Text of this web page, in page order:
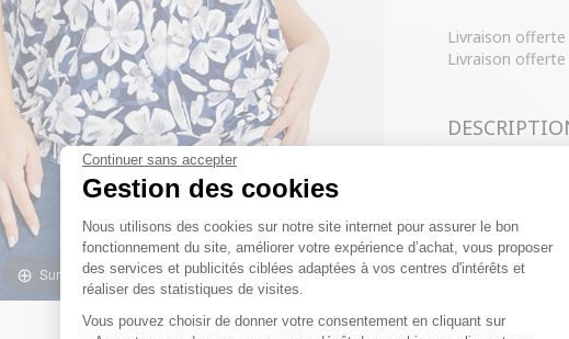
Continuer sans accepter
Gestion des cookies
Plateforme de Gestion du
Nous utilisons des cookies sur notre site internet pour assurer le bon
fonctionnement du site, améliorer votre expérience d’achat, vous proposer
des services et publicités ciblées adaptées à vos centres d'intérêts et
réaliser des statistiques de visites.
Vous pouvez choisir de donner votre consentement en cliquant sur
Survoler l'image pour zoomer
Livraison offerte
Livraison
T-shirt
droite. Col
transparentes
l'ensemble du
intégré
Notre
Tissu principal
Tissu
Composition
LIVRAISON
NOS